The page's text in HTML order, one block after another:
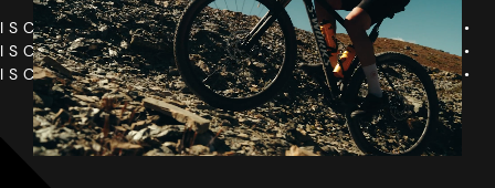
ISCHGL IRONBIKE • ISCHGL IRONBIKE •
ISCHGL IRONBIKE • ISCHGL IRONBIKE •
ISCHGL IRONBIKE • ISCHGL IRONBIKE •